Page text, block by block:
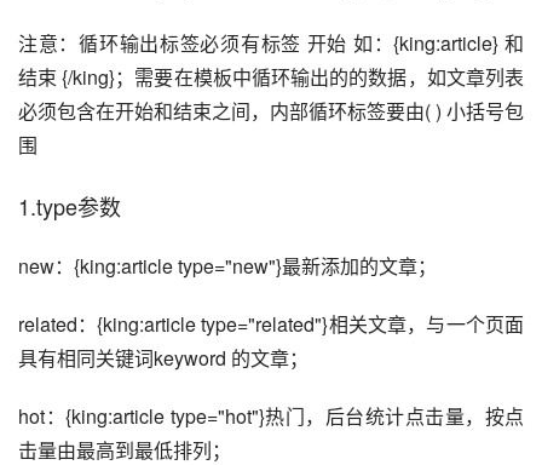
注意：循环输出标签必须有标签 开始 如：{king:article} 和
结束 {/king}；需要在模板中循环输出的的数据，如文章列表
必须包含在开始和结束之间，内部循环标签要由( ) 小括号包
围
1.type参数
new：{king:article type="new"}最新添加的文章；
related：{king:article type="related"}相关文章，与一个页面
具有相同关键词keyword 的文章；
hot：{king:article type="hot"}热门，后台统计点击量，按点
击量由最高到最低排列；